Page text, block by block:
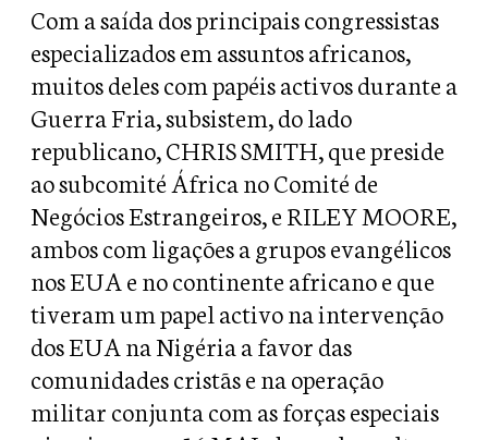
Com a saída dos principais congressistas
especializados em assuntos africanos,
muitos deles com papéis activos durante a
Guerra Fria, subsistem, do lado
republicano, CHRIS SMITH, que preside
ao subcomité África no Comité de
Negócios Estrangeiros, e RILEY MOORE,
ambos com ligações a grupos evangélicos
nos EUA e no continente africano e que
tiveram um papel activo na intervenção
dos EUA na Nigéria a favor das
comunidades cristãs e na operação
militar conjunta com as forças especiais